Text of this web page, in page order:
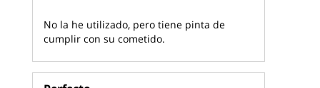
No la he utilizado, pero tiene pinta de
cumplir con su cometido.